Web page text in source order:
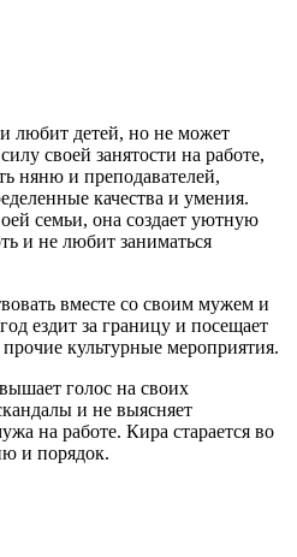
любит детей, но не может
своей занятости на работе,
няню и преподавателей,
качества и умения.
семьи, она создает уютную
и не любит заниматься
вместе со своим мужем и
ездит за границу и посещает
культурные мероприятия.
голос на своих
и не выясняет
на работе. Кира старается во
и порядок.